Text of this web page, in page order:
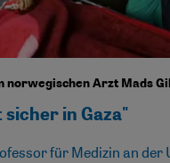
norwegischen Arzt Mads
in Gaza"
für Medizin an der